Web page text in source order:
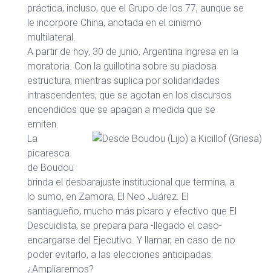
práctica, incluso, que el Grupo de los 77, aunque se
le incorpore China, anotada en el cinismo
multilateral.
A partir de hoy, 30 de junio, Argentina ingresa en la
moratoria. Con la guillotina sobre su piadosa
estructura, mientras suplica por solidaridades
intrascendentes, que se agotan en los discursos
encendidos que se apagan a medida que se
emiten.
La
picaresca
de Boudou
brinda el desbarajuste institucional que termina, a
lo sumo, en Zamora, El Neo Juárez. El
santiagueño, mucho más pícaro y efectivo que El
Descuidista, se prepara para -llegado el caso-
encargarse del Ejecutivo. Y llamar, en caso de no
poder evitarlo, a las elecciones anticipadas.
¿Ampliaremos?